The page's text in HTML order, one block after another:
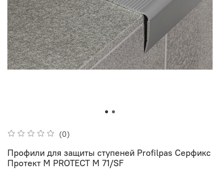
(0)
Профили для защиты ступеней Profilpas Серфикс
Протект М PROTECT M 71/SF